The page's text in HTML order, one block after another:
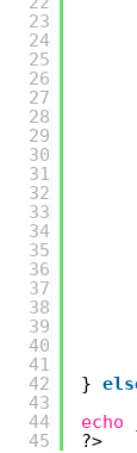
23
24
25
26
27
28
29
30
31
32
33
34
35
36
37
38
39
40
41
42
43
44
45
}
echo
?>